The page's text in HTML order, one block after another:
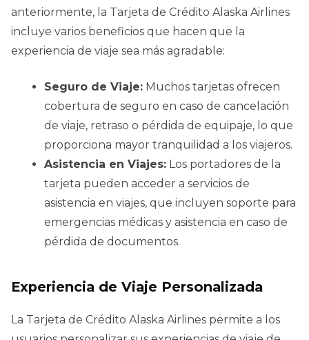
anteriormente, la Tarjeta de Crédito Alaska Airlines
incluye varios beneficios que hacen que la
experiencia de viaje sea más agradable:
Seguro de Viaje: Muchos tarjetas ofrecen
cobertura de seguro en caso de cancelación
de viaje, retraso o pérdida de equipaje, lo que
proporciona mayor tranquilidad a los viajeros.
Asistencia en Viajes: Los portadores de la
tarjeta pueden acceder a servicios de
asistencia en viajes, que incluyen soporte para
emergencias médicas y asistencia en caso de
pérdida de documentos.
Experiencia de Viaje Personalizada
La Tarjeta de Crédito Alaska Airlines permite a los